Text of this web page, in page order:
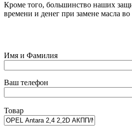
Кроме того, большинство наших
времени и денег при замене масла
Имя и Фамилия
Ваш телефон
Товар